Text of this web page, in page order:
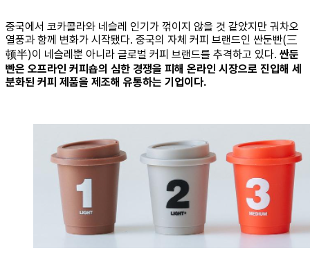
중국에서 코카콜라와 네슬레 인기가 꺾이지 않을 것 같았지만 궈차오
열풍과 함께 변화가 시작됐다. 중국의 자체 커피 브랜드인 싼둔빤(三
顿半)이 네슬레뿐 아니라 글로벌 커피 브랜드를 추격하고 있다. 싼둔
빤은 오프라인 커피숍의 심한 경쟁을 피해 온라인 시장으로 진입해 세
분화된 커피 제품을 제조해 유통하는 기업이다.